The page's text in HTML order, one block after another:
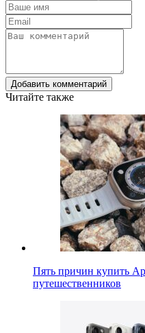
Добавить комментарий
Читайте также
Пять причин купить
путешественников